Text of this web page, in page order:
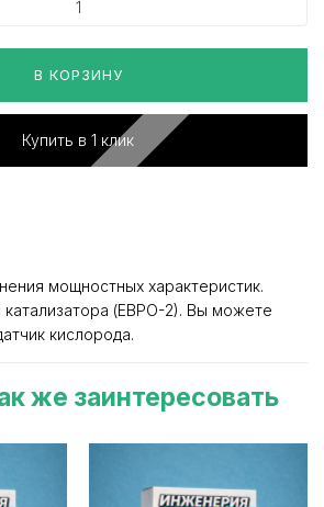
В КОРЗИНУ
Купить в 1 клик
мощностных характеристик.
(ЕВРО-2). Вы можете
кислорода.
же заинтересовать